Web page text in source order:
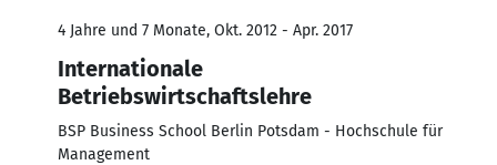
4 Jahre und 7 Monate, Okt. 2012 - Apr. 2017
Internationale
Betriebswirtschaftslehre
BSP Business School Berlin Potsdam - Hochschule für
Management